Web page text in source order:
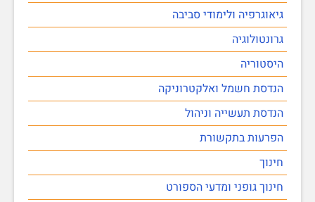
גיאוגרפיה ולימודי סביבה
גרונטולוגיה
היסטוריה
הנדסת חשמל ואלקטרוניקה
הנדסת תעשייה וניהול
הפרעות בתקשורת
חינוך
חינוך גופני ומדעי הספורט